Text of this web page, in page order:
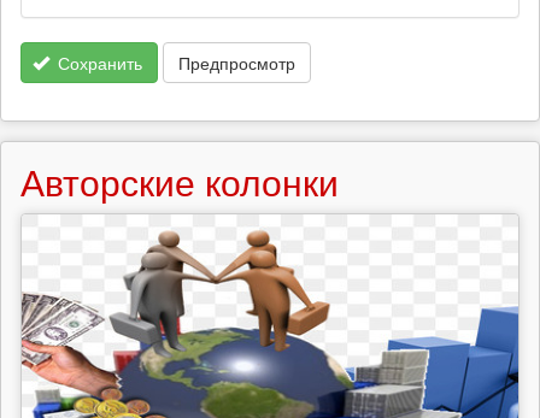
Сохранить Предпросмотр
Авторские колонки